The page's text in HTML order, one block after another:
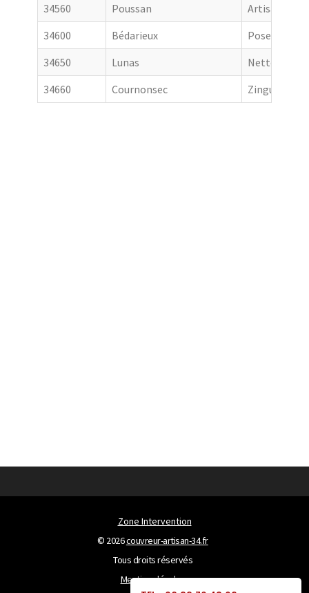
34560
Poussan
Artisan
34600
Bédarieux
Pose de
34650
Lunas
Nettoyage
34660
Cournonsec Zingueur
Zone Intervention
© 2026couvreur-artisan-34.fr
Tous droits réservés
Mentions légales